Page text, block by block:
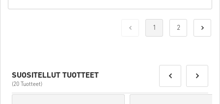
1 2
SUOSITELLUT TUOTTEET
(20 Tuotteet)